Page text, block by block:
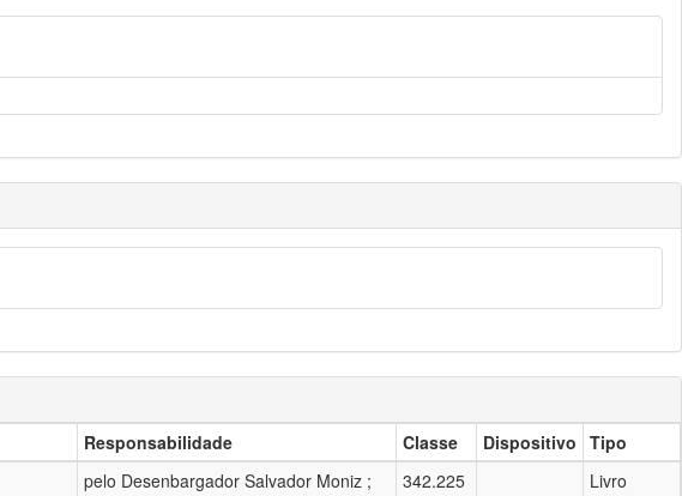
Responsabilidade Classe Dispositivo Tipo
pelo Desenbargador Salvador Moniz ;
342.225 Livro